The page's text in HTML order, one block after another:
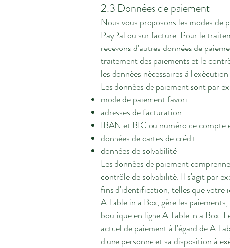
2.3 Données de paiement
Nous vous proposons les modes
PayPal ou sur facture. Pour le
recevons d'autres données de
traitement des paiements et le
les données nécessaires à
Les données de paiement sont par
mode de paiement favori
adresses de facturation
IBAN et BIC ou numéro de compte
données de cartes de crédit
données de solvabilité
Les données de paiement
contrôle de solvabilité. Il s'agit par
fins d'identification, telles que votre
A Table in a Box, gère les
boutique en ligne A Table in a Box.
actuel de paiement à l'égard de A
d'une personne et sa disposition à